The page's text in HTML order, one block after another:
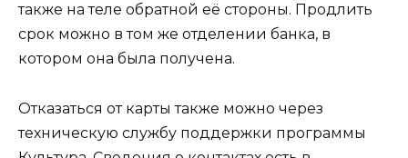
также на теле обратной её стороны. Продлить
срок можно в том же отделении банка, в
котором она была получена.
Отказаться от карты также можно через
техническую службу поддержки программы